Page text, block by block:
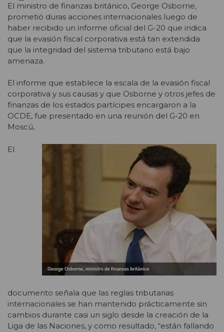
El ministro de finanzas británico, George Osborne,
prometió duras acciones internacionales luego de
haber recibido un informe oficial del G-20 que indica
que la evasión fiscal corporativa está tan extendida
que la integridad del sistema tributario está bajo
amenaza.
El informe que establece la escala de la evasión fiscal
corporativa y sus causas y que Osborne y otros jefes de
finanzas de los estados partícipes encargaron a la
OCDE, fue presentado en una reunión del G-20 en
Moscú,
El
documento señala que las reglas tributarias
internacionales se han mantenido prácticamente sin
cambios durante casi un siglo desde la creación de la
Liga de las Naciones, y como resultado, “están fallando